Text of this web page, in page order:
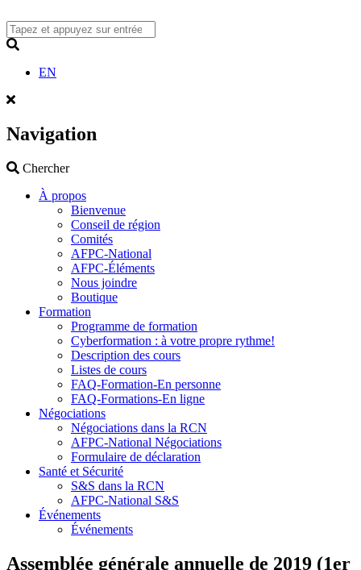
to
content
EN
Navigation
ChercherSearch
À propos
Bienvenue
Conseil de région
Comités
AFPC-National
AFPC-Éléments
Nous joindre
Boutique
Formation
Programme de formation
Cyberformation : à votre propre rythme!
Description des cours
Listes de cours
FAQ-Formation-En personne
FAQ-Formations-En ligne
Négociations
Négociations dans la RCN
AFPC-National Négociations
Formulaire de déclaration
Santé et Sécurité
S&S dans la RCN
AFPC-National S&S
Événements
Événements
Assemblée générale annuelle de 2019 (1er